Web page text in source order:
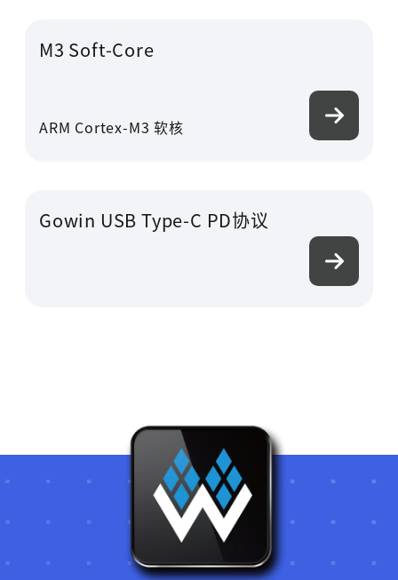
高云用户登录
未注册手机登录时会自动创建新账号,我已阅读并
M3 Soft-Core
ARM Cortex-M3 软核
Gowin USB Type-C PD协议